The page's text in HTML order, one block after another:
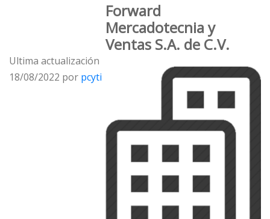
Forward
Mercadotecnia y
Ventas S.A. de C.V.
Ultima actualización
18/08/2022 por pcyti